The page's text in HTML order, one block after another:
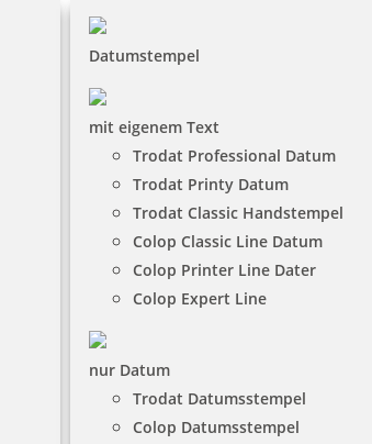
Datumstempel
mit eigenem Text
Trodat Professional Datum
Trodat Printy Datum
Trodat Classic Handstempel
Colop Classic Line Datum
Colop Printer Line Dater
Colop Expert Line
nur Datum
Trodat Datumsstempel
Colop Datumsstempel